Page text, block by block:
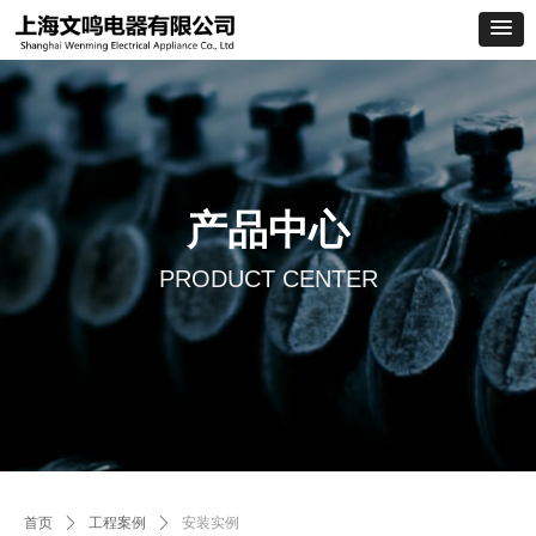
首页 ꄲ 工程案例 ꄲ 安装实例
产品中心
PRODUCT CENTER